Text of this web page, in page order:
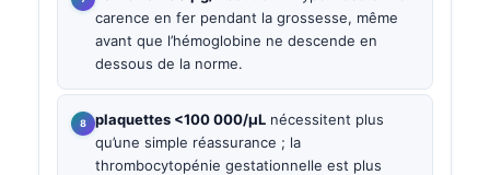
carence en fer pendant la grossesse, même
avant que l’hémoglobine ne descende en
dessous de la norme.
plaquettes <100 000/µL nécessitent plus
qu’une simple réassurance ; la
thrombocytopénie gestationnelle est plus